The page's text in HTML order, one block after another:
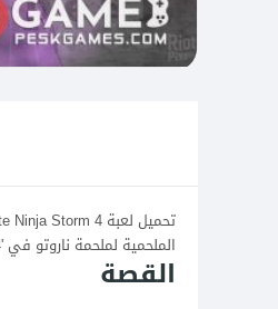
الملحمية لملحمة ناروتو في 'NARUTO SHIPPUDEN Ultimate Ninja Storm 4'، مع قتال سريع وقصة غنية مع شخصيات محبوبة.
القصة